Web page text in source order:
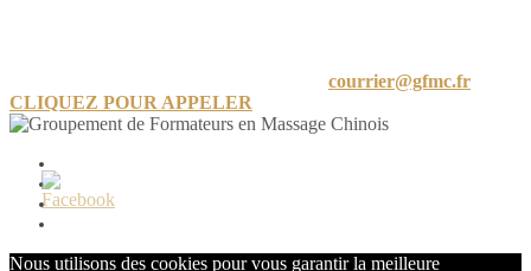
courrier@gfmc.fr
CLIQUEZ POUR APPELER
Mot de passe perdu
Conditions générales de vente
Nous utilisons des cookies pour vous garantir la meilleure